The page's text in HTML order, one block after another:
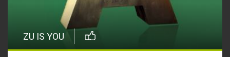
ZU IS YOU